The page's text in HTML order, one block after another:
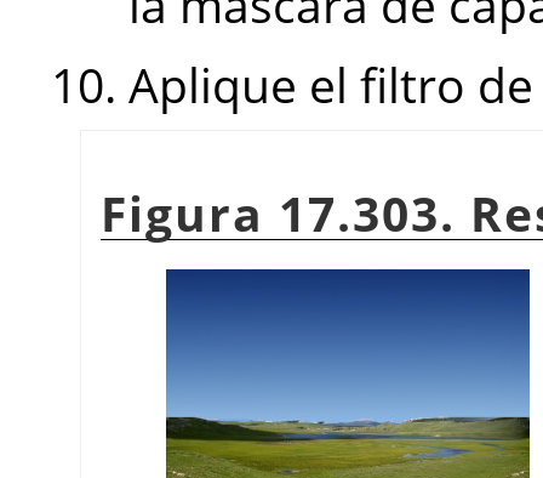
Aplique el filtro
Figura 17.303.